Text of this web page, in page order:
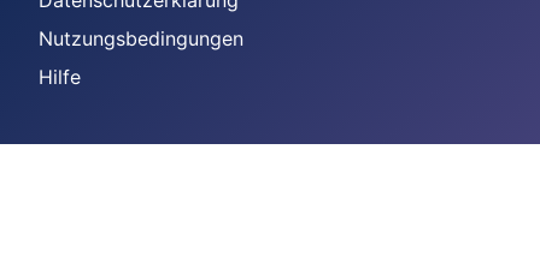
Nutzungsbedingungen
Hilfe